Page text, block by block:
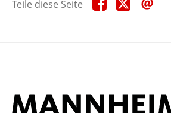
Teile diese Seite
diese diese